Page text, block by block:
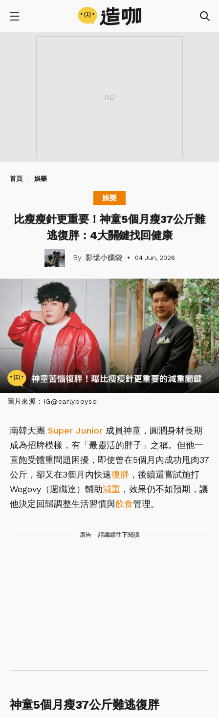
首頁 娛樂
娛樂
比瘦瘦針更重要！神童5個月瘦37公斤難
逃復胖：4大關鍵找回健康
影憶小腦袋 04 Jun, 2026
圖片來源：IG@earlyboysd
南韓天團 Super Junior 成員神童，圓潤身材長期
成為招牌模樣，有「最靈活的胖子」之稱。但他一
直飽受體重問題困擾，即使曾在5個月內成功甩肉37
公斤，卻又在3個月內快速復胖 ，後續還嘗試施打
Wegovy（週纖達）輔助減重 ，效果仍不如預期，讓
他決定回歸調整生活習慣與飲食管理。
廣告 - 請繼續往下閱讀
神童5個月瘦37公斤難逃復胖